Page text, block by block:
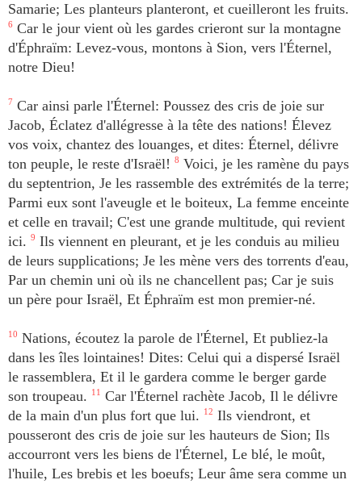
Samarie; Les planteurs planteront, et cueilleront les fruits.
6 Car le jour vient où les gardes crieront sur la montagne
d'Éphraïm: Levez-vous, montons à Sion, vers l'Éternel,
notre Dieu!
7 Car ainsi parle l'Éternel: Poussez des cris de joie sur
Jacob, Éclatez d'allégresse à la tête des nations! Élevez
vos voix, chantez des louanges, et dites: Éternel, délivre
ton peuple, le reste d'Israël!
8 Voici, je les ramène du pays
du septentrion, Je les rassemble des extrémités de la terre;
Parmi eux sont l'aveugle et le boiteux, La femme enceinte
et celle en travail; C'est une grande multitude, qui revient
ici. 9 Ils viennent en pleurant, et je les conduis au milieu
de leurs supplications; Je les mène vers des torrents d'eau,
Par un chemin uni où ils ne chancellent pas; Car je suis
un père pour Israël, Et Éphraïm est mon premier-né.
10 Nations, écoutez la parole de l'Éternel, Et publiez-la
dans les îles lointaines! Dites: Celui qui a dispersé Israël
le rassemblera, Et il le gardera comme le berger garde
son troupeau.
11
Car l'Éternel rachète Jacob, Il le délivre
de la main d'un plus fort que lui.
12 Ils viendront, et
pousseront des cris de joie sur les hauteurs de Sion; Ils
accourront vers les biens de l'Éternel, Le blé, le moût,
l'huile, Les brebis et les boeufs; Leur âme sera comme un